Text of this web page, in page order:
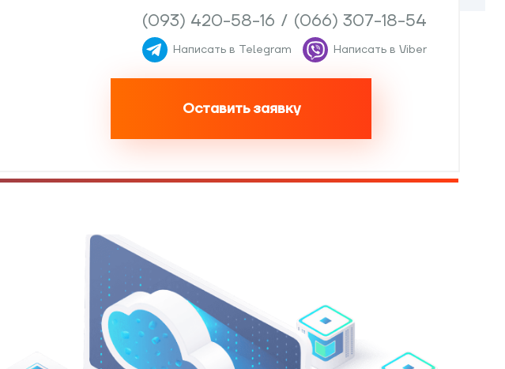
(093) 420-58-16 / (066) 307-18-54
Написать в Telegram Написать в Viber
Оставить заявку